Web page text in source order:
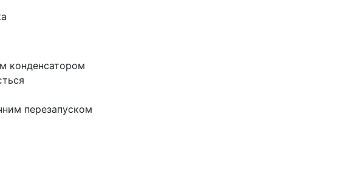
конденсатором
перезапуском